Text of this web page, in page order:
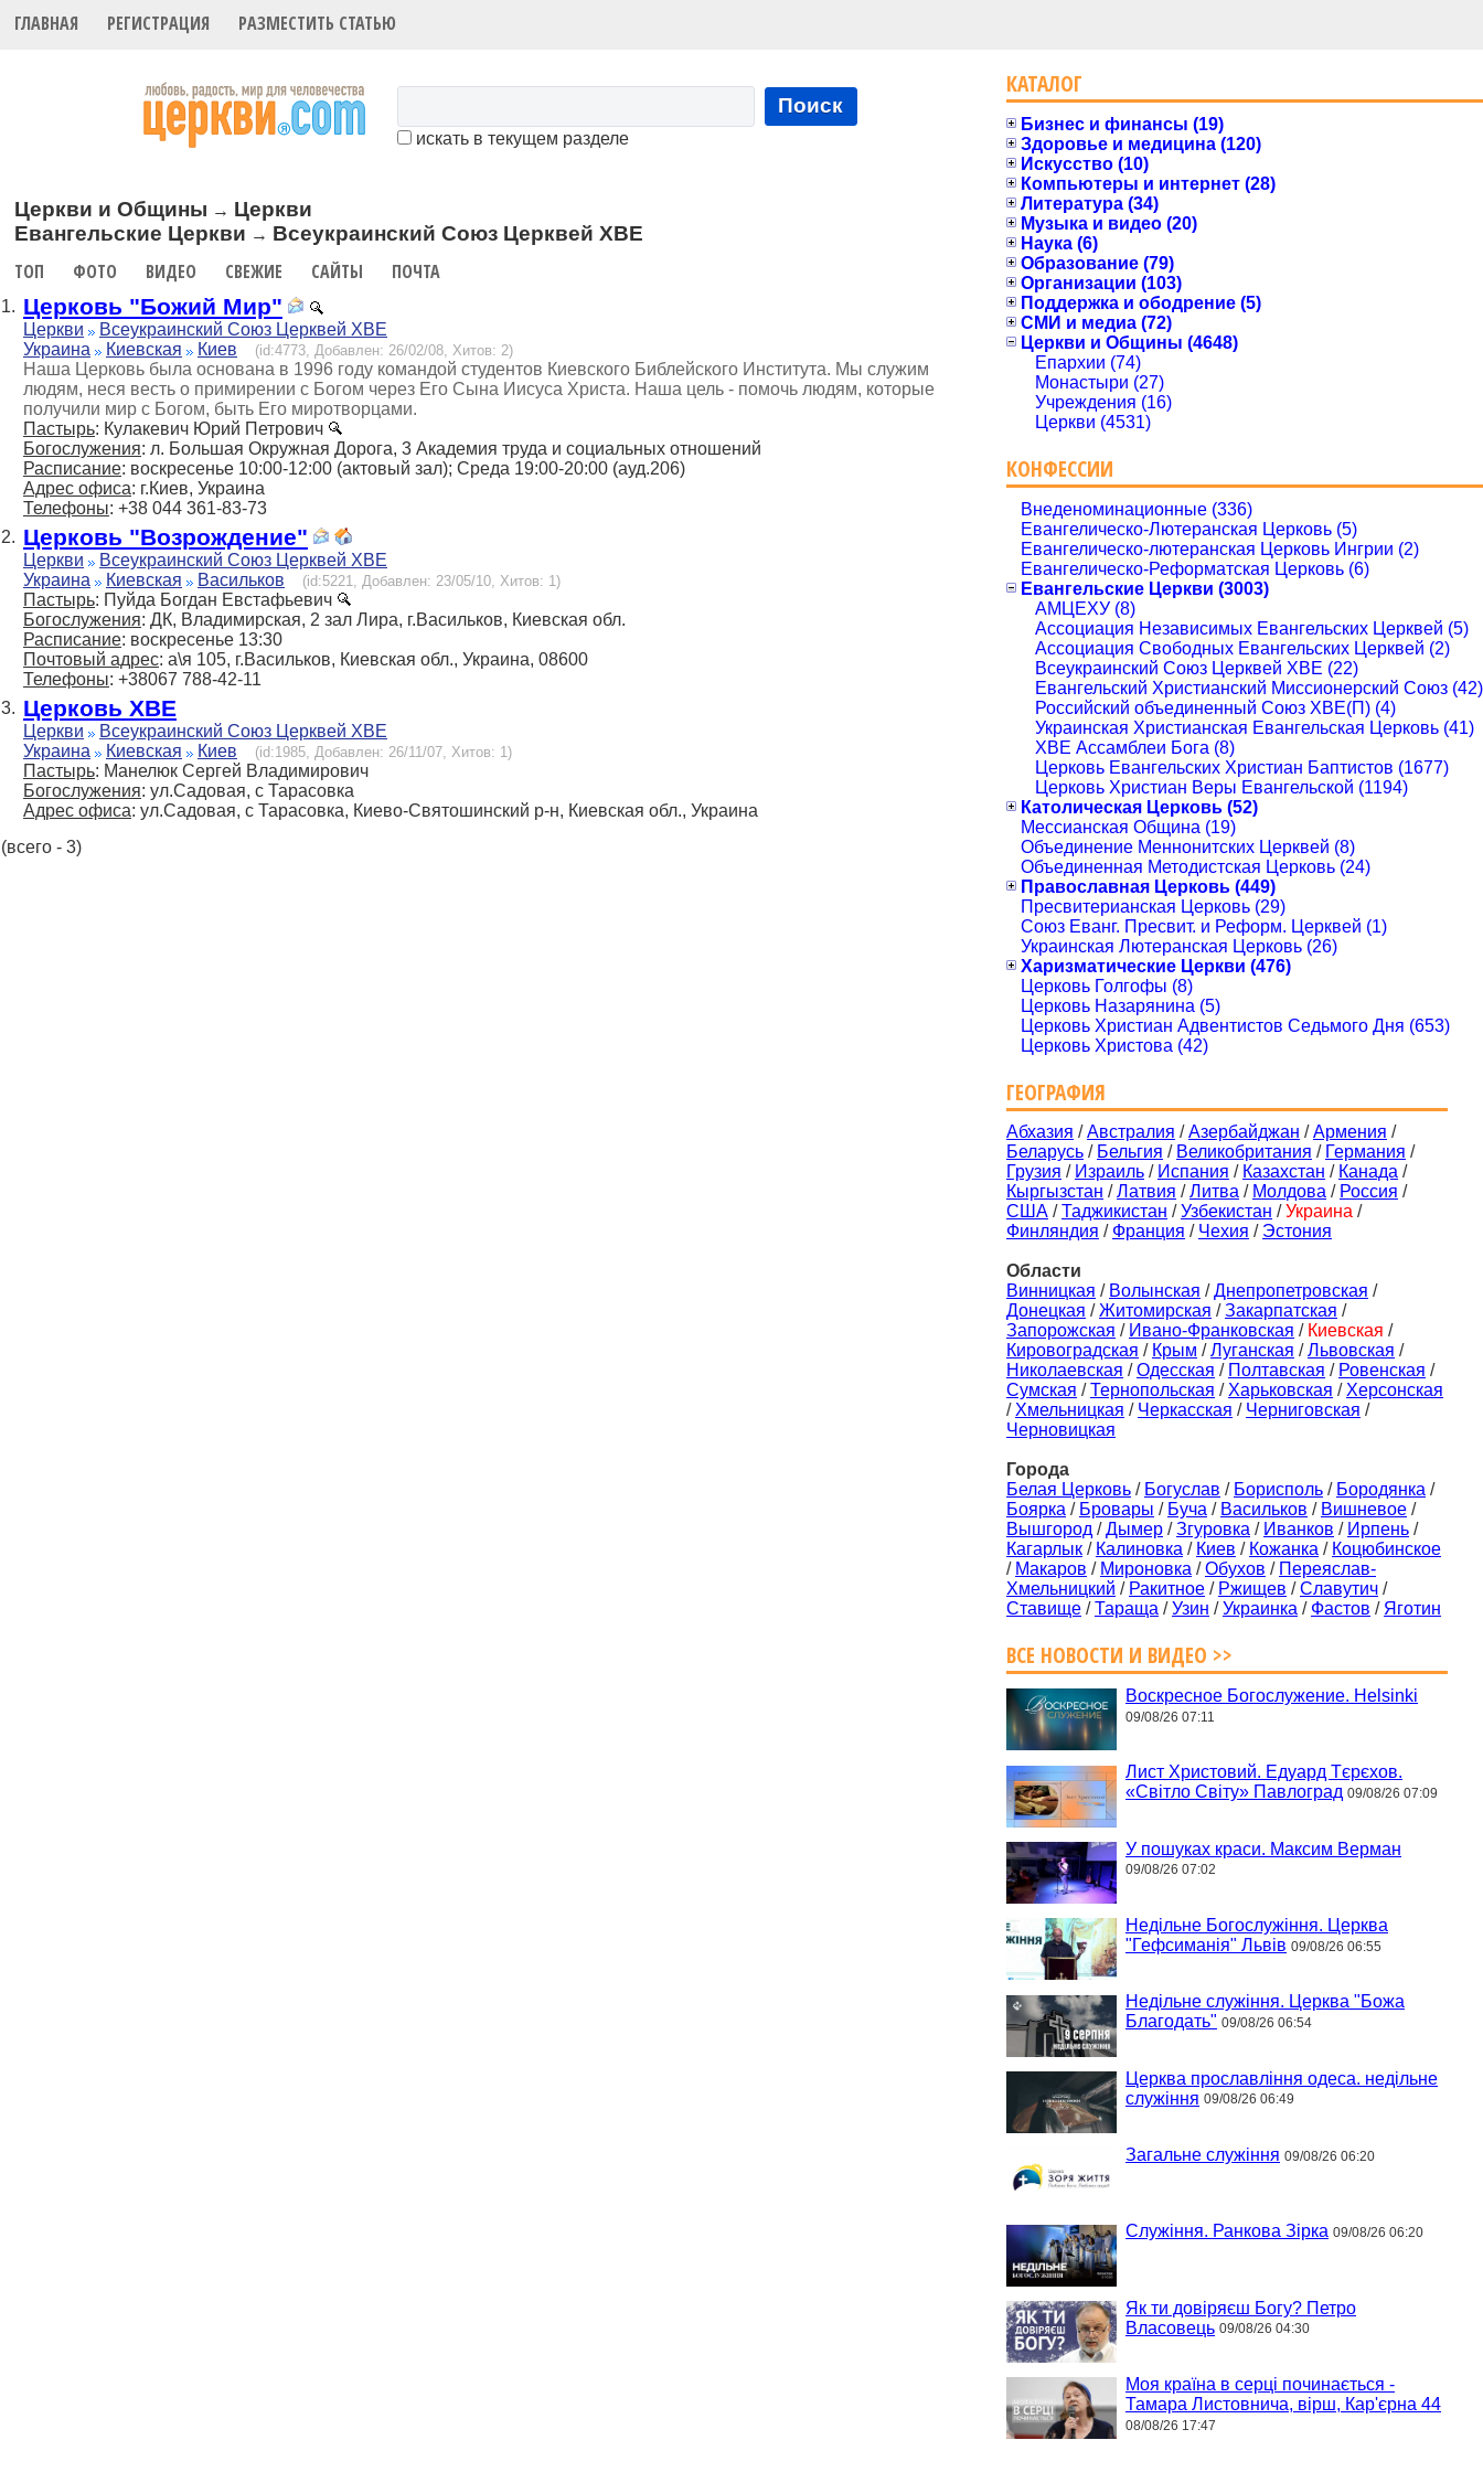
ГЛАВНАЯ РЕГИСТРАЦИЯ РАЗМЕСТИТЬ СТАТЬЮ
Поиск
искать в текущем разделе
Церкви и Общины → Церкви
Евангельские Церкви → Всеукраинский Союз Церквей ХВЕ
ТОП ФОТО ВИДЕО СВЕЖИЕ САЙТЫ ПОЧТА
1. Церковь "Божий Мир"
Церкви
Всеукраинский Союз Церквей ХВЕ
Украина
Киевская Киев (id:4773, Добавлен: 26/02/08, Хитов: 2)
Наша Церковь была основана в 1996 году командой студентов Киевского Библейского Института. Мы служим
людям, неся весть о примирении с Богом через Его Сына Иисуса Христа. Наша цель - помочь людям, которые
получили мир с Богом, быть Его миротворцами.
Пастырь: Кулакевич Юрий Петрович
Богослужения: л. Большая Окружная Дорога, 3 Академия труда и социальных отношений
Расписание: воскресенье 10:00-12:00 (актовый зал); Среда 19:00-20:00 (ауд.206)
Адрес офиса: г.Киев, Украина
Телефоны: +38 044 361-83-73
2. Церковь "Возрождение"
Церкви
Всеукраинский Союз Церквей ХВЕ
Украина
Киевская Васильков (id:5221, Добавлен: 23/05/10, Хитов: 1)
Пастырь: Пуйда Богдан Евстафьевич
Богослужения: ДК, Владимирская, 2 зал Лира, г.Васильков, Киевская обл.
Расписание: воскресенье 13:30
Почтовый адрес: а\я 105, г.Васильков, Киевская обл., Украина, 08600
Телефоны: +38067 788-42-11
3. Церковь ХВЕ
Церкви
Всеукраинский Союз Церквей ХВЕ
Украина
Киевская Киев (id:1985, Добавлен: 26/11/07, Хитов: 1)
Пастырь: Манелюк Сергей Владимирович
Богослужения: ул.Садовая, с Тарасовка
Адрес офиса: ул.Садовая, с Тарасовка, Киево-Святошинский р-н, Киевская обл., Украина
(всего - 3)
КАТАЛОГ
Бизнес и финансы (19)
Здоровье и медицина (120)
Искусство (10)
Компьютеры и интернет (28)
Литература (34)
Музыка и видео (20)
Наука (6)
Образование (79)
Организации (103)
Поддержка и ободрение (5)
СМИ и медиа (72)
Церкви и Общины (4648)
Епархии (74)
Монастыри (27)
Учреждения (16)
Церкви (4531)
КОНФЕССИИ
Внеденоминационные (336)
Евангелическо-Лютеранская Церковь (5)
Евангелическо-лютеранская Церковь Ингрии (2)
Евангелическо-Реформатская Церковь (6)
Евангельские Церкви (3003)
АМЦЕХУ (8)
Ассоциация Независимых Евангельских Церквей (5)
Ассоциация Свободных Евангельских Церквей (2)
Всеукраинский Союз Церквей ХВЕ (22)
Евангельский Христианский Миссионерский Союз (42)
Российский объединенный Союз ХВЕ(П) (4)
Украинская Христианская Евангельская Церковь (41)
ХВЕ Ассамблеи Бога (8)
Церковь Евангельских Христиан Баптистов (1677)
Церковь Христиан Веры Евангельской (1194)
Католическая Церковь (52)
Мессианская Община (19)
Объединение Меннонитских Церквей (8)
Объединенная Методистская Церковь (24)
Православная Церковь (449)
Пресвитерианская Церковь (29)
Союз Еванг. Пресвит. и Реформ. Церквей (1)
Украинская Лютеранская Церковь (26)
Харизматические Церкви (476)
Церковь Голгофы (8)
Церковь Назарянина (5)
Церковь Христиан Адвентистов Седьмого Дня (653)
Церковь Христова (42)
ГЕОГРАФИЯ
Абхазия /Австралия /Азербайджан /Армения /
Беларусь / Бельгия / Великобритания / Германия /
Грузия / Израиль / Испания / Казахстан / Канада /
Кыргызстан /Латвия /Литва / Молдова / Россия /
США /Таджикистан /Узбекистан /Украина /
Финляндия / Франция / Чехия / Эстония
Области
Винницкая / Волынская /Днепропетровская /
Донецкая /Житомирская /Закарпатская /
Запорожская / Ивано-Франковская / Киевская /
Кировоградская / Крым /Луганская /Львовская /
Николаевская /Одесская / Полтавская / Ровенская /
Сумская /Тернопольская / Харьковская / Херсонская
/ Хмельницкая / Черкасская / Черниговская /
Черновицкая
Города
Белая Церковь / Богуслав / Борисполь / Бородянка /
Боярка / Бровары / Буча / Васильков / Вишневое /
Вышгород /Дымер /Згуровка / Иванков / Ирпень /
Кагарлык / Калиновка / Киев / Кожанка / Коцюбинское
/ Макаров / Мироновка /Обухов / Переяслав-
Хмельницкий / Ракитное / Ржищев /Славутич /
Ставище /Тараща /Узин /Украинка / Фастов / Яготин
ВСЕ НОВОСТИ И ВИДЕО >>
Воскресное Богослужение. Helsinki
09/08/26 07:11
Лист Христовий. Едуард Тєрєхов.
«Світло Світу» Павлоград 09/08/26 07:09
У пошуках краси. Максим Верман
09/08/26 07:02
Недільне Богослужіння. Церква
"Гефсиманія" Львів 09/08/26 06:55
Недільне служіння. Церква "Божа
Благодать" 09/08/26 06:54
Церква прославління одеса. недільне
служіння 09/08/26 06:49
Загальне служіння 09/08/26 06:20
Служіння. Ранкова Зірка 09/08/26 06:20
Як ти довіряєш Богу? Петро
Власовець 09/08/26 04:30
Моя країна в серці починається -
Тамара Листовнича, вірш, Кар'єрна 44
08/08/26 17:47